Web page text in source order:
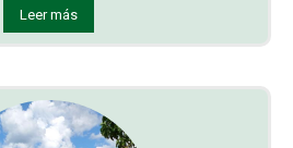
Leer más